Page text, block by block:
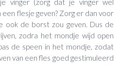
vinger (zorg dat je vinger wel
flesje geven? Zorg er dan voor
ook de borst zou geven. Dus de
zodra het mondje wijd open
de speen in het mondje, zodat
van een fles goed gestimuleerd